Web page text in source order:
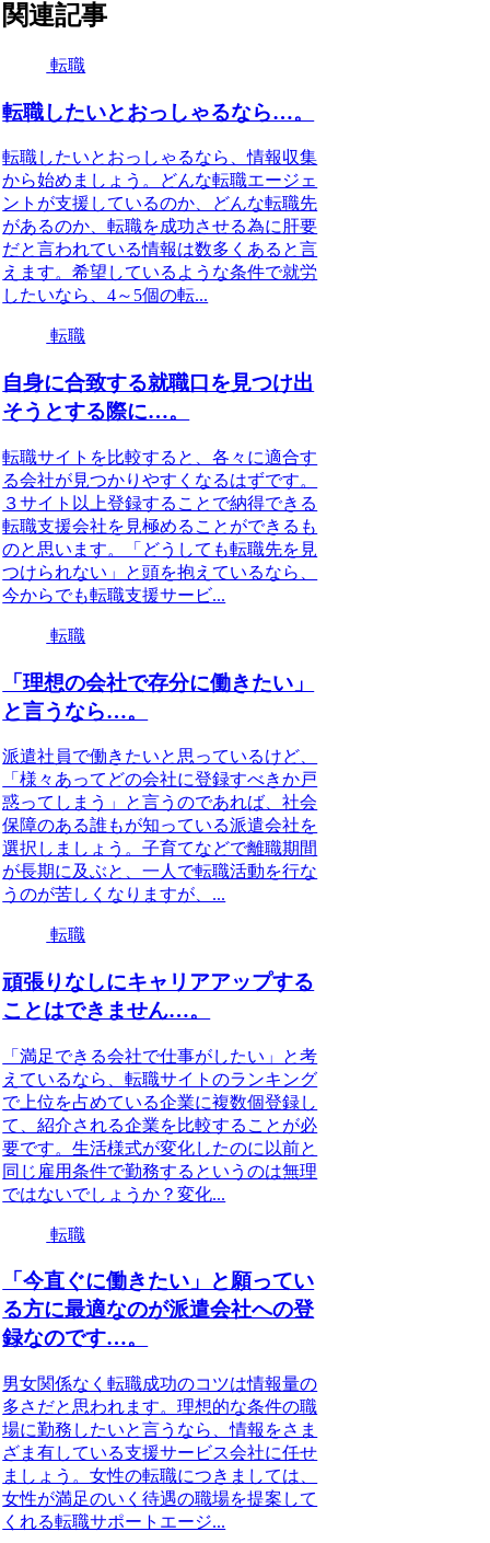
関連記事
転職
転職したいとおっしゃるなら…。
転職したいとおっしゃるなら、情報収集
から始めましょう。どんな転職エージェ
ントが支援しているのか、どんな転職先
があるのか、転職を成功させる為に肝要
だと言われている情報は数多くあると言
えます。希望しているような条件で就労
したいなら、4～5個の転...
転職
自身に合致する就職口を見つけ出
そうとする際に…。
転職サイトを比較すると、各々に適合す
る会社が見つかりやすくなるはずです。
３サイト以上登録することで納得できる
転職支援会社を見極めることができるも
のと思います。「どうしても転職先を見
つけられない」と頭を抱えているなら、
今からでも転職支援サービ...
転職
「理想の会社で存分に働きたい」
と言うなら…。
派遣社員で働きたいと思っているけど、
「様々あってどの会社に登録すべきか戸
惑ってしまう」と言うのであれば、社会
保障のある誰もが知っている派遣会社を
選択しましょう。子育てなどで離職期間
が長期に及ぶと、一人で転職活動を行な
うのが苦しくなりますが、...
転職
頑張りなしにキャリアアップする
ことはできません…。
「満足できる会社で仕事がしたい」と考
えているなら、転職サイトのランキング
で上位を占めている企業に複数個登録し
て、紹介される企業を比較することが必
要です。生活様式が変化したのに以前と
同じ雇用条件で勤務するというのは無理
ではないでしょうか？変化...
転職
「今直ぐに働きたい」と願ってい
る方に最適なのが派遣会社への登
録なのです…。
男女関係なく転職成功のコツは情報量の
多さだと思われます。理想的な条件の職
場に勤務したいと言うなら、情報をさま
ざま有している支援サービス会社に任せ
ましょう。女性の転職につきましては、
女性が満足のいく待遇の職場を提案して
くれる転職サポートエージ...